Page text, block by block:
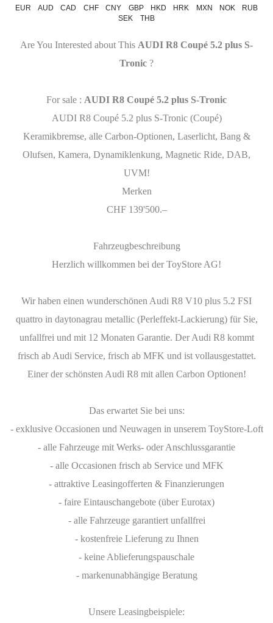
EUR AUD CAD CHF CNY GBP HKD HRK MXN NOK
RUB
SEK
THB
Are You Interested about This AUDI R8 Coupé 5.2 plus S-
Tronic ?
For sale : AUDI R8 Coupé 5.2 plus S-Tronic
AUDI R8 Coupé 5.2 plus S-Tronic (Coupé)
Keramikbremse, alle Carbon-Optionen, Laserlicht, Bang &
Olufsen, Kamera, Dynamiklenkung, Magnetic Ride, DAB,
UVM!
Merken
CHF 139'500.–
Fahrzeugbeschreibung
Herzlich willkommen bei der ToyStore AG!
Wir haben einen wunderschönen Audi R8 V10 plus 5.2 FSI
quattro in daytonagrau metallic (Perleffekt-Lackierung) für Sie,
unfallfrei und mit 12 Monaten Garantie. Der Audi R8 kommt
frisch ab Audi Service, frisch ab MFK und ist vollausgestattet.
Einer der schönsten Audi R8 mit allen Carbon Optionen!
Das erwartet Sie bei uns:
- exklusive Occasionen und Neuwagen in unserem ToyStore-Loft
- alle Fahrzeuge mit Werks- oder Anschlussgarantie
- alle Occasionen frisch ab Service und MFK
- attraktive Leasingofferten & Finanzierungen
- faire Eintauschangebote (über Eurotax)
- alle Fahrzeuge garantiert unfallfrei
- kostenfreie Lieferung zu Ihnen
- keine Ablieferungspauschale
- markenunabhängige Beratung
Unsere Leasingbeispiele: